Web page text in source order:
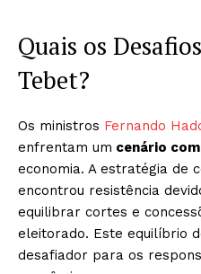
Quais os
Tebet?
Os ministros Fernando
enfrentam um cenário
economia. A estratégia de
encontrou resistência
equilibrar cortes e
eleitorado. Este equilíbrio
desafiador para os